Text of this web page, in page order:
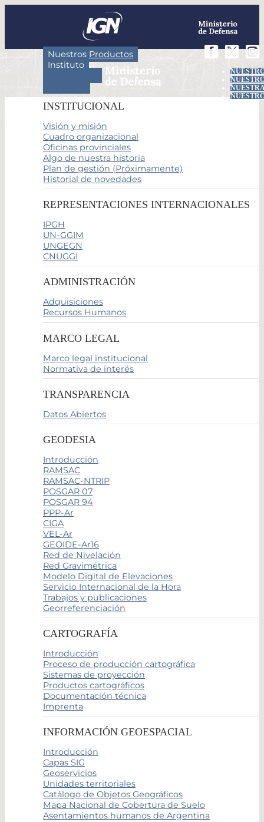
Nuestros Productos
Instituto
INSTITUCIONAL
Visión y misión
Cuadro organizacional
Oficinas provinciales
Algo de nuestra historia
Plan de gestión (Próximamente)
Historial de novedades
REPRESENTACIONES INTERNACIONALES
IPGH
UN-GGIM
UNGEGN
CNUGGI
ADMINISTRACIÓN
Adquisiciones
Recursos Humanos
MARCO LEGAL
Marco legal institucional
Normativa de interés
TRANSPARENCIA
Datos Abiertos
GEODESIA
Introducción
RAMSAC
RAMSAC-NTRIP
POSGAR 07
POSGAR 94
PPP-Ar
CIGA
VEL-Ar
GEOIDE-Ar16
Red de Nivelación
Red Gravimétrica
Modelo Digital de Elevaciones
Servicio Internacional de la Hora
Trabajos y publicaciones
Georreferenciación
CARTOGRAFÍA
Introducción
Proceso de producción cartográfica
Sistemas de proyección
Productos cartográficos
Documentación técnica
Imprenta
INFORMACIÓN GEOESPACIAL
Introducción
Capas SIG
Geoservicios
Unidades territoriales
Catálogo de Objetos Geográficos
Mapa Nacional de Cobertura de Suelo
Asentamientos humanos de Argentina